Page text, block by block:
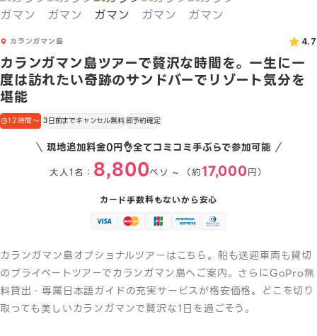
カランガマン島 4.7
カランガマン島ツアーで贅沢な時間を。一生に一
度は訪れたい奇跡のサンドバーでリゾート気分を
堪能
12時間〜 3日前までキャンセル無料即予約確定
現地追加料金0円👌全てコミコミ手ぶらで参加可能
大人1名： 8,800ペソ ~ （約17,000円）
カード手数料もないから安心
カランガマン島オプショナルツアーはこちら。船も送迎車両も貸切
のプライベートツアーでカランガマン島へご案内。さらにGoPro無
料貸出・専属日本語ガイドの充実サービスが格安価格。どこを切り
取っても美しいカランガマンで贅沢な1日を過ごそう。